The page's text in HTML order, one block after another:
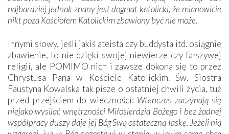
najbardziej jednak znany jest dogmat katolicki, że mianowicie
nikt poza Kościołem Katolickim zbawiony być nie może.
Innymi słowy, jeśli jakiś ateista czy buddysta itd. osiągnie
zbawienie, to nie dzięki swojej niewierze czy fałszywej
religii, ale POMIMO nich i zawsze dokona się to przez
Chrystusa Pana w Kościele Katolickim. Św. Siostra
Faustyna Kowalska tak pisze o ostatniej chwili życia, tuż
przed przejściem do wieczności: Wtenczas zaczynają się
niejako wysilać wnętrzności Miłosierdzia Bożego i bez żadnej
współpracy duszy daje jej Bóg Swą ostateczną łaskę. Jeżeli nią